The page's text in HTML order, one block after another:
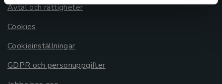
Avtal och rättigheter
Cookies
Cookieinställningar
GDPR och personuppgifter